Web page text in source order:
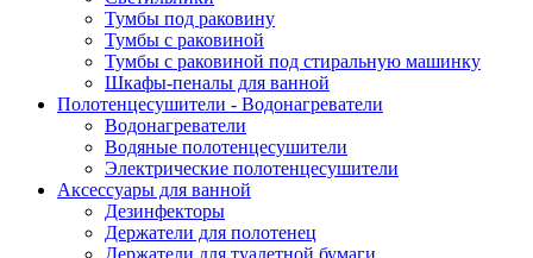
Тумбы под раковину
Тумбы с раковиной
Тумбы с раковиной под стиральную машинку
Шкафы-пеналы для ванной
Полотенцесушители - Водонагреватели
Водонагреватели
Водяные полотенцесушители
Электрические полотенцесушители
Аксессуары для ванной
Дезинфекторы
Держатели для полотенец
Держатели для туалетной бумаги